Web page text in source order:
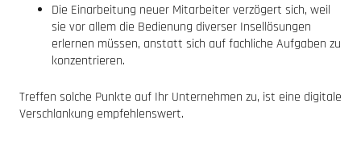
Die Einarbeitung neuer Mitarbeiter verzögert sich, weil
sie vor allem die Bedienung diverser Insellösungen
erlernen müssen, anstatt sich auf fachliche Aufgaben zu
konzentrieren.
Treffen solche Punkte auf Ihr Unternehmen zu, ist eine digitale
Verschlankung empfehlenswert.